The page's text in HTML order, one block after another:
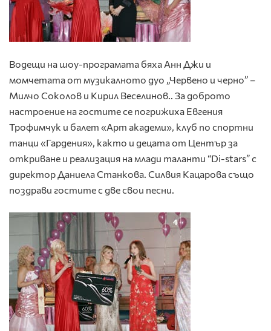
Водещи на шоу-програмата бяха Анн Джи и
момчетата от музикалното дуо „Червено и черно” –
Милчо Соколов и Кирил Веселинов.. За доброто
настроение на гостите се погрижиха Евгения
Трофимчук и балет «Арт академи», клуб по спортни
танци «Гардения», както и децата от Център за
откриване и реализация на млади таланти “Di-stars” с
директор Даниела Станкова. Силвия Кацарова също
поздрави гостите с две свои песни.